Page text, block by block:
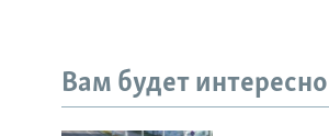
Вам будет интересно